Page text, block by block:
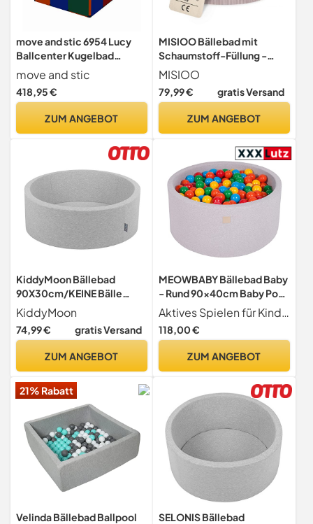
move and stic 6954 Lucy
Ballcenter Kugelbad
Bällebad Baby Bällepool
Bälle Bad Ballbad für Kinder
ohne Bälle Multicolor
move and stic
418,95 €
ZUM ANGEBOT
MISIOO Bällebad mit
Schaumstoff-Füllung -
90x30cm - 200 Bälle -
Hochwertige Bällebad
Bälle für Kinder - Weiches
Waschbar
MISIOO
79,99 € gratis Versand
ZUM ANGEBOT
KiddyMoon Bällebad
90X30cm/KEINE Bälle
Bällepool Ohne Bälle Für
Babys Kinder Rund,
Hellgrau
KiddyMoon
74,99 € gratis Versand
ZUM ANGEBOT
MEOWBABY Bällebad Baby
- Rund 90x40cm Baby Pool
für Kinder mit 300 Bälle,
Baumwolle, Hellgrau:
Gelb/Rot/Dunkelgrün/Oran
Aktives Spielen für Kinder - Unser Bällepool ist ein sicherer und unterhaltsamer Spielplatz für Babys und Kinder ab einem Jahr. Das Ballbad fördert Bewegung und einen aktiven Lebensstil bei Jungen und Mädchen.
118,00 €
ZUM ANGEBOT
21% Rabatt
Velinda Bällebad Ballpool
SELONIS Bällebad